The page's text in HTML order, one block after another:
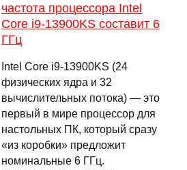
частота процессора Intel
Core i9-13900KS составит 6
ГГц
Intel Core i9-13900KS (24
физических ядра и 32
вычислительных потока) — это
первый в мире процессор для
настольных ПК, который сразу
«из коробки» предложит
номинальные 6 ГГц.